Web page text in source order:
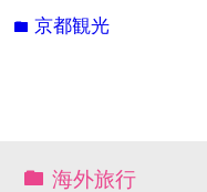
folder京都観光
海外旅行